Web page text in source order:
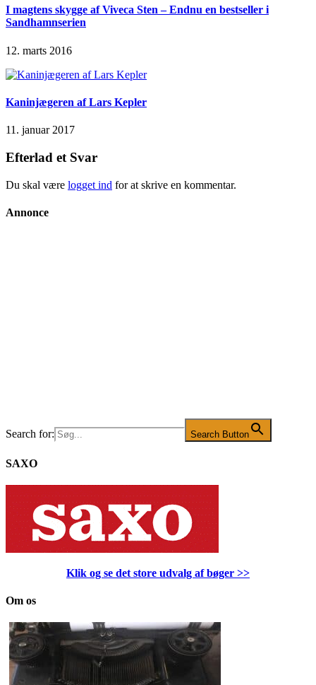
I magtens skygge af Viveca Sten – Endnu en bestseller i
Sandhamnserien
12. marts 2016
Kaninjægeren af Lars Kepler
11. januar 2017
Efterlad et Svar
Du skal være logget ind for at skrive en kommentar.
Annonce
Search for: Search Button
SAXO
Klik og se det store udvalg af bøger >>
Om os